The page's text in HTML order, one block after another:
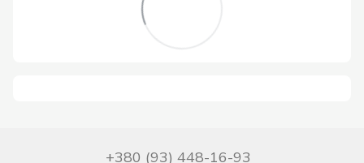
+380 (93) 448-16-93